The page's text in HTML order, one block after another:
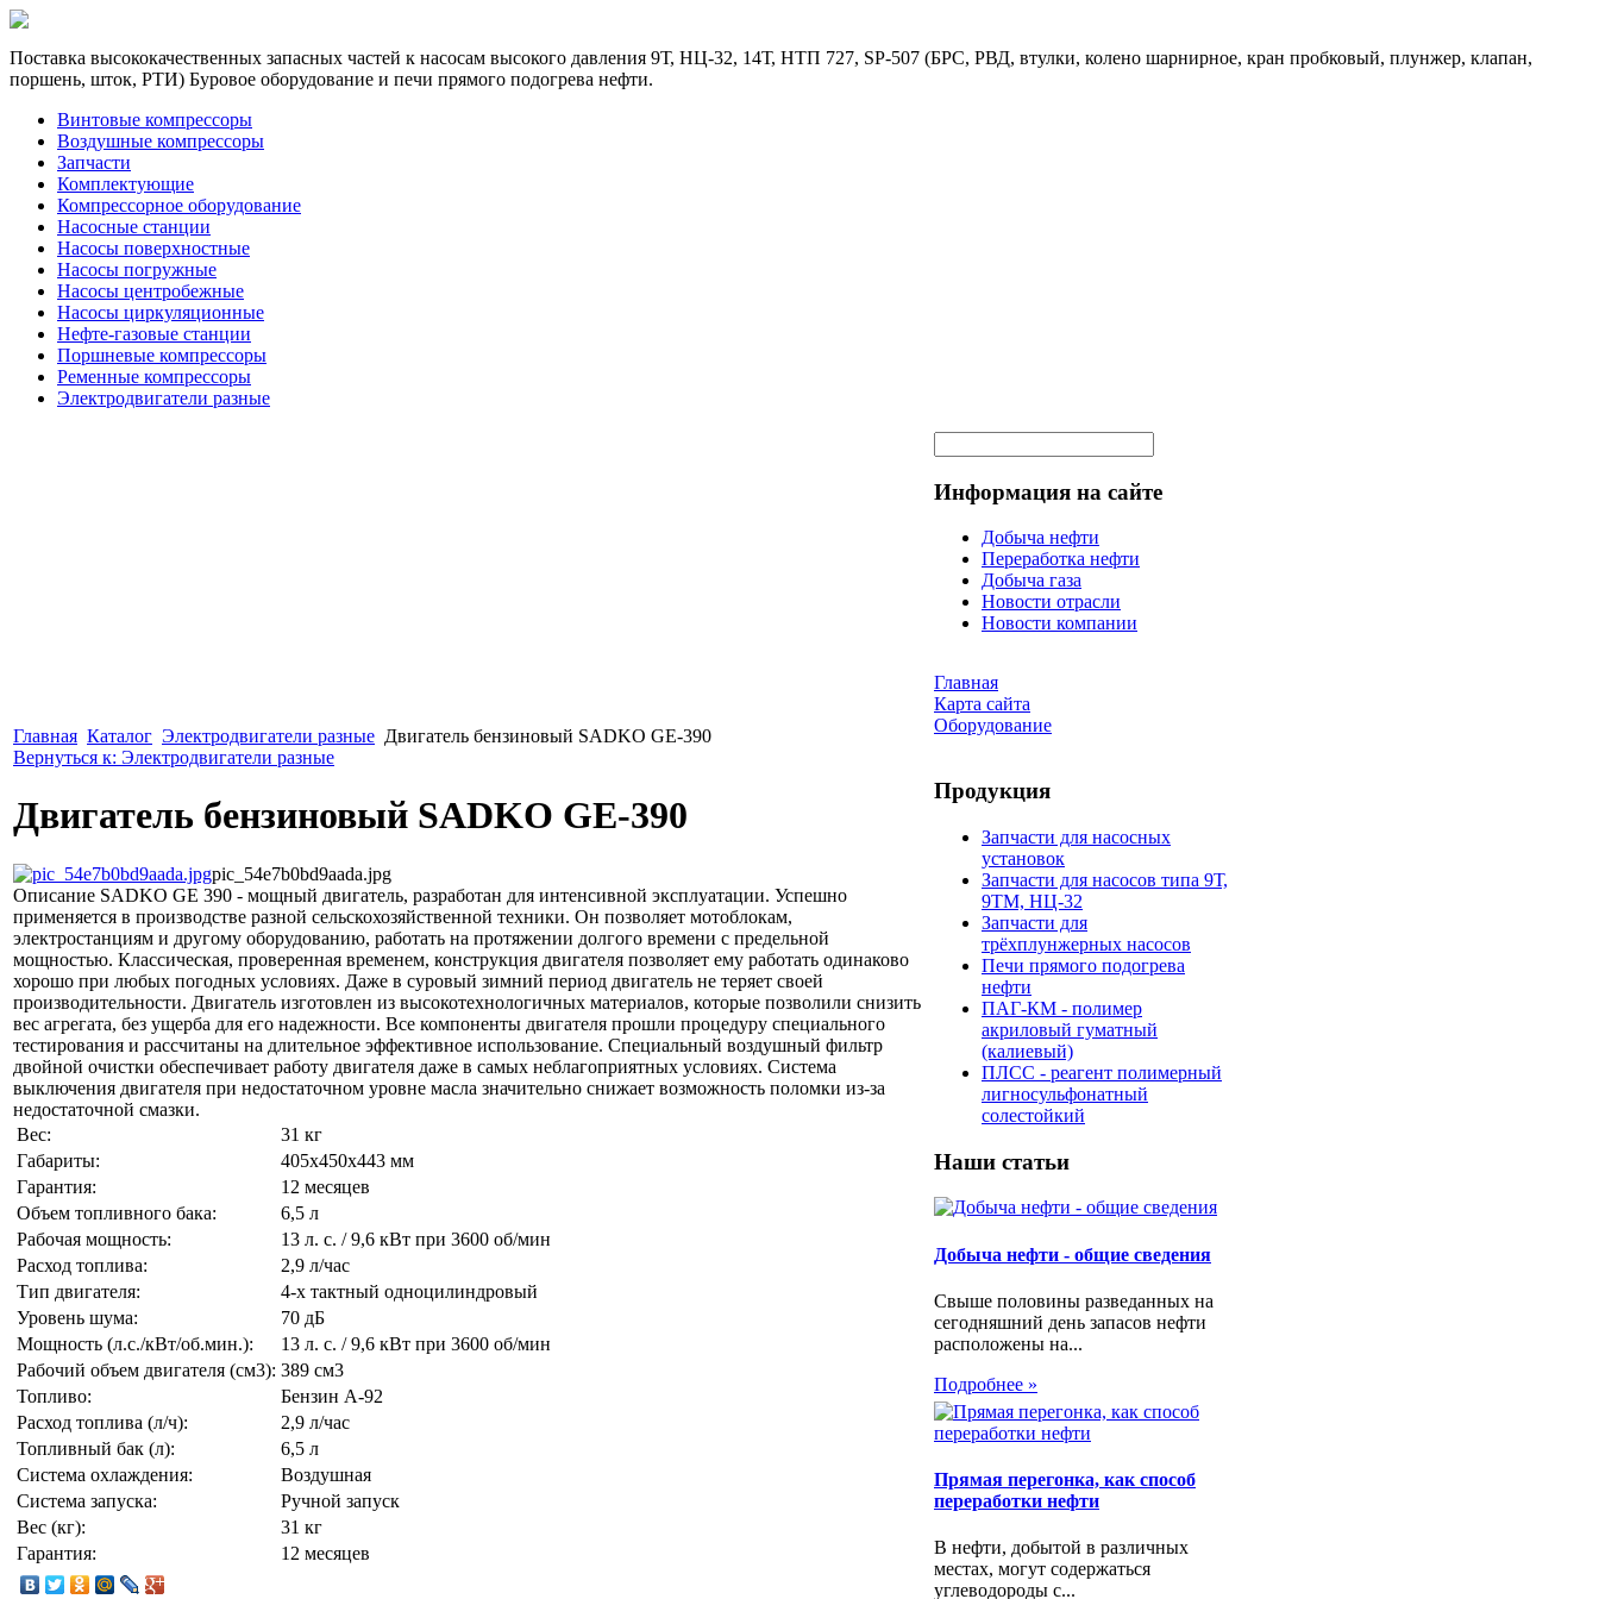
Поставка высококачественных запасных частей к насосам высокого давления 9Т, НЦ-32, 14Т, НТП 727, SP-507 (БРС, РВД, втулки, колено шарнирное, кран пробковый, плунжер, клапан,
поршень, шток, РТИ) Буровое оборудование и печи прямого подогрева нефти.
Винтовые компрессоры
Воздушные компрессоры
Запчасти
Комплектующие
Компрессорное оборудование
Насосные станции
Насосы поверхностные
Насосы погружные
Насосы центробежные
Насосы циркуляционные
Нефте-газовые станции
Поршневые компрессоры
Ременные компрессоры
Электродвигатели разные
Главная Каталог Электродвигатели разные Двигатель бензиновый SADKO GE-390
Вернуться к: Электродвигатели разные
Двигатель бензиновый SADKO GE-390
pic_54e7b0bd9aada.jpg
Описание SADKO GE 390 - мощный двигатель, разработан для интенсивной эксплуатации. Успешно
применяется в производстве разной сельскохозяйственной техники. Он позволяет мотоблокам,
электростанциям и другому оборудованию, работать на протяжении долгого времени с предельной
мощностью. Классическая, проверенная временем, конструкция двигателя позволяет ему работать одинаково
хорошо при любых погодных условиях. Даже в суровый зимний период двигатель не теряет своей
производительности. Двигатель изготовлен из высокотехнологичных материалов, которые позволили снизить
вес агрегата, без ущерба для его надежности. Все компоненты двигателя прошли процедуру специального
тестирования и рассчитаны на длительное эффективное использование. Специальный воздушный фильтр
двойной очистки обеспечивает работу двигателя даже в самых неблагоприятных условиях. Cистема
выключения двигателя при недостаточном уровне масла значительно снижает возможность поломки из-за
недостаточной смазки.
Вес:
31 кг
Габариты:
405х450х443 мм
Гарантия:
12 месяцев
Объем топливного бака:
6,5 л
Рабочая мощность:
13 л. с. / 9,6 кВт при 3600 об/мин
Расход топлива:
2,9 л/час
Тип двигателя:
4-х тактный одноцилиндровый
Уровень шума:
70 дБ
Мощность (л.с./кВт/об.мин.):
13 л. с. / 9,6 кВт при 3600 об/мин
Рабочий объем двигателя (см3): 389 см3
Топливо:
Бензин А-92
Раcход топлива (л/ч):
2,9 л/час
Топливный бак (л):
6,5 л
Система охлаждения:
Воздушная
Система запуска:
Ручной запуск
Вес (кг):
31 кг
Гарантия:
12 месяцев
Информация на сайте
Добыча нефти
Переработка нефти
Добыча газа
Новости отрасли
Новости компании
Главная
Карта сайта
Оборудование
Продукция
Запчасти для насосных
установок
Запчасти для насосов типа 9Т,
9ТМ, НЦ-32
Запчасти для
трёхплунжерных насосов
Печи прямого подогрева
нефти
ПАГ-КМ - полимер
акриловый гуматный
(калиевый)
ПЛСС - реагент полимерный
лигносульфонатный
солестойкий
Наши статьи
Добыча нефти - общие сведения
Свыше половины разведанных на
сегодняшний день запасов нефти
расположены на...
Подробнее »
Прямая перегонка, как способ
переработки нефти
В нефти, добытой в различных
местах, могут содержаться
углеводороды с...